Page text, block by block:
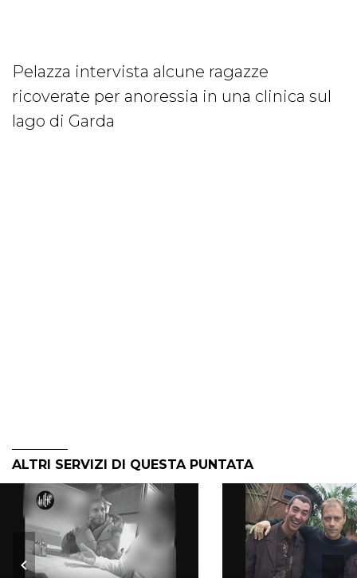
Pelazza intervista alcune ragazze
ricoverate per anoressia in una clinica sul
lago di Garda
ALTRI SERVIZI DI QUESTA PUNTATA